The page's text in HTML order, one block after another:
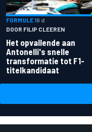
FORMULE 19 d
DOOR FILIP CLEEREN
Het opvallende aan
Antonelli's snelle
transformatie tot F1-
titelkandidaat